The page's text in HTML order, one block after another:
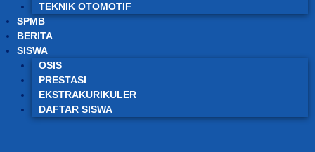
TEKNIK OTOMOTIF
SPMB
BERITA
SISWA
OSIS
PRESTASI
EKSTRAKURIKULER
DAFTAR SISWA